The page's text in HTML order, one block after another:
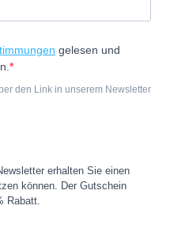
gelesen und
den Link in unserem Newsletter
erhalten Sie einen
können. Der Gutschein
Rabatt.